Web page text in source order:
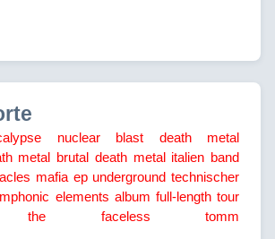
nuclear blast
death metal
metal brutal death metal italien band
mafia ep underground technischer
elements album full-length tour
the faceless tomm